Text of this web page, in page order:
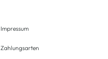
Impressum
Zahlungsarten